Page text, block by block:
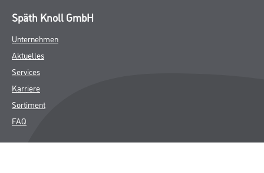
Späth Knoll GmbH
Unternehmen
Aktuelles
Services
Karriere
Sortiment
FAQ